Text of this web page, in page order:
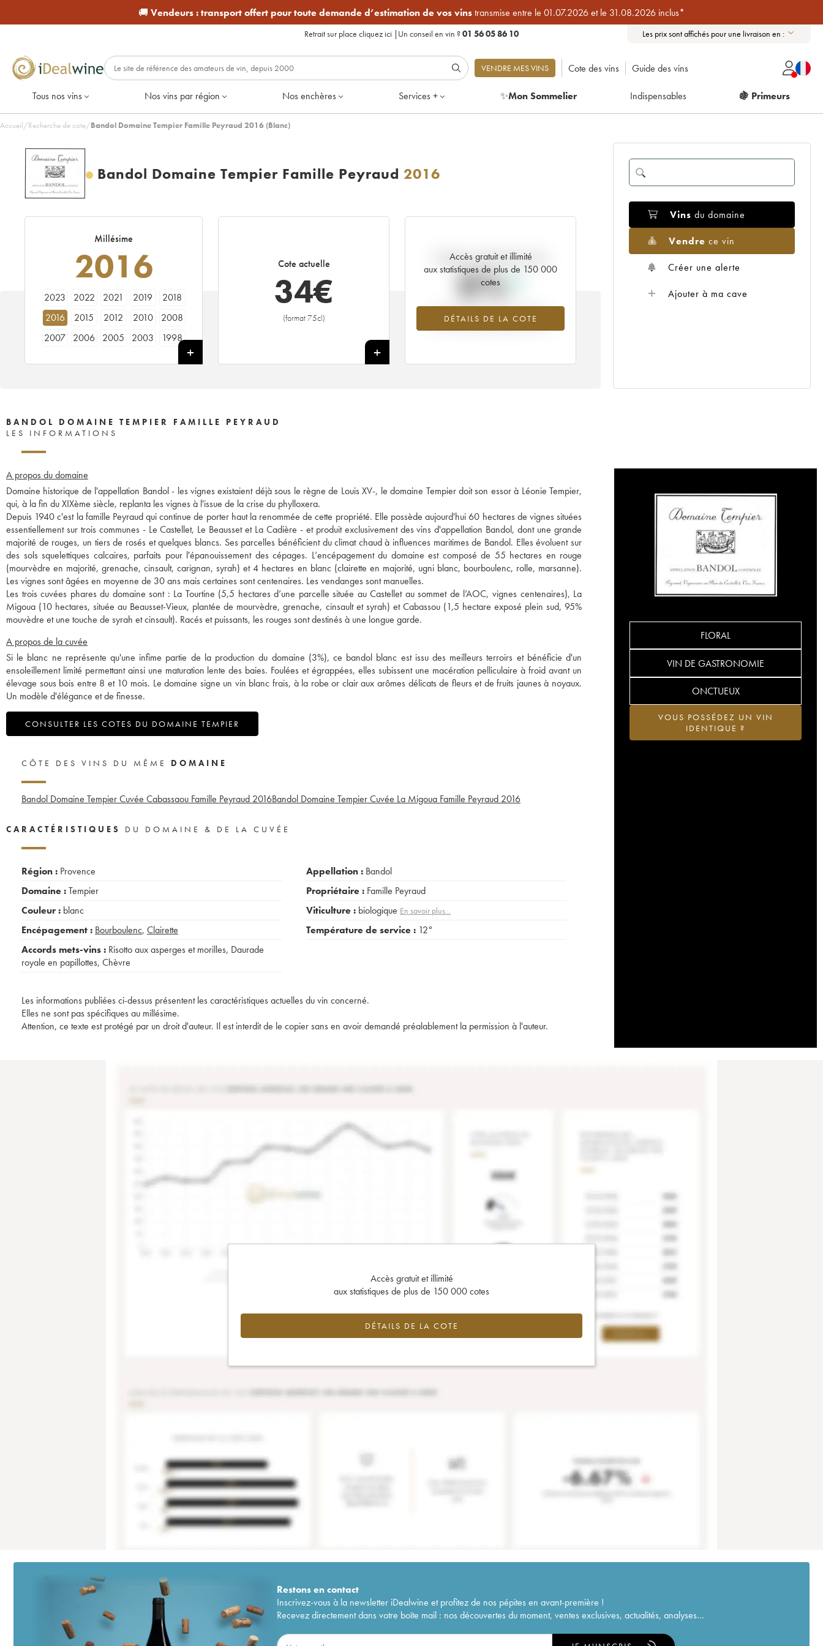
🚚 Vendeurs :transport offert pour toute demande d’estimation de vos vinstransmise entre le 01.07.2026 et le 31.08.2026 inclus*
Retrait sur place cliquez ici | Un conseil en vin ?01 56 05 86 10 Les prix sont affichés pour une livraison en :
VENDRE MES VINS Cote des vins Guide des vins
Tous nos vins Nos vins par région Nos enchères Services + ✨Mon Sommelier Indispensables 🍇 Primeurs
Accueil/Recherche de cote/Bandol Domaine Tempier Famille Peyraud 2016 (Blanc)
Bandol Domaine Tempier Famille Peyraud 2016
Millésime
2016
2023 2022 2021 2019
2018
2016
2015 2012 2010
2008
2007
2006 2005 2003
1998
Cote actuelle
34€
(format 75cl)
+
Accès gratuit et illimité
aux statistiques de plus de 150 000
cotes
DÉTAILS DE LA COTE
Tendance actuelle de la cote
0%
Tendance à la hausse du millésime
2016 en 2026 par rapport à 2025
Vins du domaine
Vendre ce vin
Créer une alerte
Ajouter à ma cave
BANDOL DOMAINE TEMPIER FAMILLE PEYRAUD
LES INFORMATIONS
A propos du domaine
Domaine historique de l'appellation Bandol - les vignes existaient déjà sous le règne de Louis XV-, le domaine Tempier doit son essor à Léonie Tempier,
qui, à la fin du XIXème siècle, replanta les vignes à l'issue de la crise du phylloxera.
Depuis 1940 c'est la famille Peyraud qui continue de porter haut la renommée de cette propriété. Elle possède aujourd'hui 60 hectares de vignes situées
essentiellement sur trois communes - Le Castellet, Le Beausset et La Cadière - et produit exclusivement des vins d'appellation Bandol, dont une grande
majorité de rouges, un tiers de rosés et quelques blancs. Ses parcelles bénéficient du climat chaud à influences maritimes de Bandol. Elles évoluent sur
des sols squelettiques calcaires, parfaits pour l'épanouissement des cépages. L’encépagement du domaine est composé de 55 hectares en rouge
(mourvèdre en majorité, grenache, cinsault, carignan, syrah) et 4 hectares en blanc (clairette en majorité, ugni blanc, bourboulenc, rolle, marsanne).
Les vignes sont âgées en moyenne de 30 ans mais certaines sont centenaires. Les vendanges sont manuelles.
Les trois cuvées phares du domaine sont : La Tourtine (5,5 hectares d’une parcelle située au Castellet au sommet de l’AOC, vignes centenaires), La
Migoua (10 hectares, située au Beausset-Vieux, plantée de mourvèdre, grenache, cinsault et syrah) et Cabassou (1,5 hectare exposé plein sud, 95%
mouvèdre et une touche de syrah et cinsault). Racés et puissants, les rouges sont destinés à une longue garde.
A propos de la cuvée
Si le blanc ne représente qu'une infime partie de la production du domaine (3%), ce bandol blanc est issu des meilleurs terroirs et bénéficie d'un
ensoleillement limité permettant ainsi une maturation lente des baies. Foulées et égrappées, elles subissent une macération pelliculaire à froid avant un
élevage sous bois entre 8 et 10 mois. Le domaine signe un vin blanc frais, à la robe or clair aux arômes délicats de fleurs et de fruits jaunes à noyaux.
Un modèle d'élégance et de finesse.
CONSULTER LES COTES DU DOMAINE TEMPIER
FLORAL
VIN DE GASTRONOMIE
ONCTUEUX
VOUS POSSÉDEZ UN VIN
IDENTIQUE ?
CÔTE DES VINS DU MÊME DOMAINE
Bandol Domaine Tempier Cuvée Cabassaou Famille Peyraud 2016Bandol Domaine Tempier Cuvée La Migoua Famille Peyraud 2016
CARACTÉRISTIQUES DU DOMAINE & DE LA CUVÉE
Région : Provence
Domaine :Tempier
Couleur : blanc
Encépagement : Bourboulenc, Clairette
Accords mets-vins : Risotto aux asperges et morilles, Daurade
royale en papillottes, Chèvre
Appellation : Bandol
Propriétaire : Famille Peyraud
Viticulture : biologique En savoir plus...
Température de service : 12°
Les informations publiées ci-dessus présentent les caractéristiques actuelles du vin concerné.
Elles ne sont pas spécifiques au millésime.
Attention, ce texte est protégé par un droit d'auteur. Il est interdit de le copier sans en avoir demandé préalablement la permission à l'auteur.
Accès gratuit et illimité
aux statistiques de plus de 150 000 cotes
DÉTAILS DE LA COTE
Restons encontact
Inscrivez-vous à la newsletter iDealwine et profitez de nos pépites en avant-première !
Recevez directement dans votre boîte mail : nos découvertes du moment, ventes exclusives, actualités, analyses...